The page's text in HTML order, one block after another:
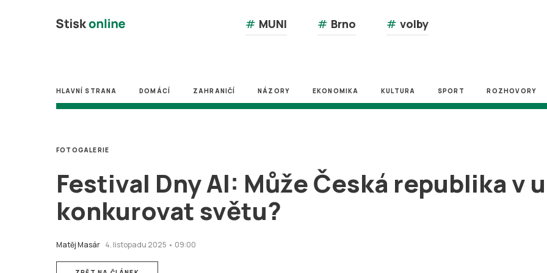
# MUNI # Brno # volby
HLAVNÍ STRANA DOMÁCÍ ZAHRANIČÍ NÁZORY EKONOMIKA KULTURA SPORT ROZHOVORY
Festival Dny AI: Může Česká republika v
konkurovat světu?
Matěj Masár 4. listopadu 2025 • 09:00
FOTOGALERIE